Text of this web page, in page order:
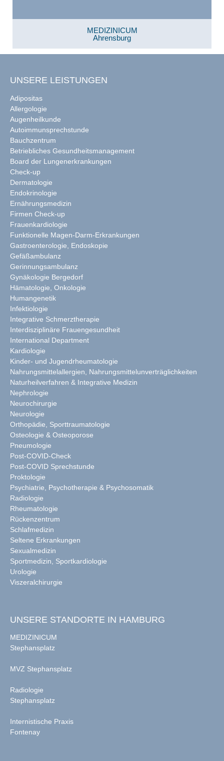
MEDIZINICUM
Ahrensburg
UNSERE LEISTUNGEN
Adipositas
Allergologie
Augenheilkunde
Autoimmunsprechstunde
Bauchzentrum
Betriebliches Gesundheitsmanagement
Board der Lungenerkrankungen
Check-up
Dermatologie
Endokrinologie
Ernährungsmedizin
Firmen Check-up
Frauenkardiologie
Funktionelle Magen-Darm-Erkrankungen
Gastroenterologie, Endoskopie
Gefäßambulanz
Gerinnungsambulanz
Gynäkologie Bergedorf
Hämatologie, Onkologie
Humangenetik
Infektiologie
Integrative Schmerztherapie
Interdisziplinäre Frauengesundheit
International Department
Kardiologie
Kinder- und Jugendrheumatologie
Nahrungsmittelallergien, Nahrungsmittelunverträglichkeiten
Naturheilverfahren & Integrative Medizin
Nephrologie
Neurochirurgie
Neurologie
Orthopädie, Sporttraumatologie
Osteologie & Osteoporose
Pneumologie
Post-COVID-Check
Post-COVID Sprechstunde
Proktologie
Psychiatrie, Psychotherapie & Psychosomatik
Radiologie
Rheumatologie
Rückenzentrum
Schlafmedizin
Seltene Erkrankungen
Sexualmedizin
Sportmedizin, Sportkardiologie
Urologie
Viszeralchirurgie
UNSERE STANDORTE IN HAMBURG
MEDIZINICUM
Stephansplatz
MVZ Stephansplatz
Radiologie
Stephansplatz
Internistische Praxis
Fontenay